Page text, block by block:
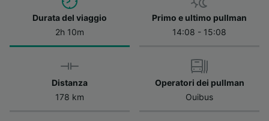
Durata del viaggio
2h 10m
Primo e ultimo pullman
14:08 - 15:08
Distanza
178 km
Operatori dei pullman
Ouibus
verranno segnalate ai nostri partner e non
influenzeranno i dati sulla navigazione. I tuoi
dati non verranno usati a scopi di
tracciamento se non ci hai fornito il consenso
per farlo.
Noi e i nostri partner trattiamo i dati per
fornire: